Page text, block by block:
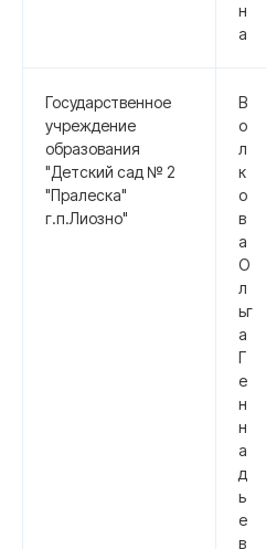
н
а
Государственное
учреждение
образования
"Детский сад № 2
"Пралеска"
г.п.Лиозно"
В
о
л
к
о
в
а
О
л
ьг
а
Г
е
н
н
а
д
ь
е
в